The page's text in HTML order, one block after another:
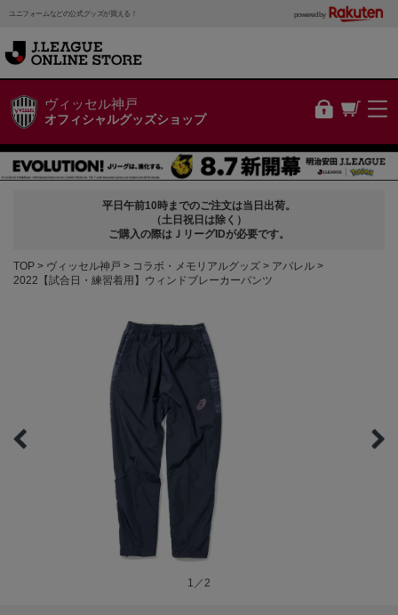
ユニフォームなどの公式グッズが買える！ powered by
ヴィッセル神戸
オフィシャルグッズショップ
平日午前10時までのご注文は当日出荷。
（土日祝日は除く）
ご購入の際はＪリーグIDが必要です。
TOP ヴィッセル神戸 コラボ・メモリアルグッズ
アパレル
2022【試合日・練習着用】ウィンドブレーカーパンツ
1／2